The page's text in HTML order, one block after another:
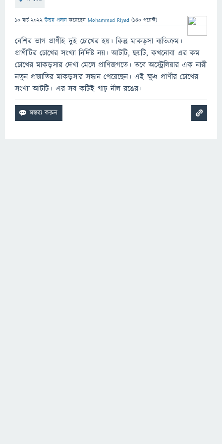
10 মার্চ 2022 উত্তর প্রদান করেছেন Mohammad Riyad (140 পয়েন্ট)
বেশির ভাগ প্রাণীই দুই চোখের হয়। কিন্তু মাকড়সা ব্যতিক্রম।
প্রাণীটির চোখের সংখ্যা নির্দিষ্ট নয়। আটটি, ছয়টি, কখনোবা এর কম
চোখের মাকড়সার দেখা মেলে প্রাণিজগতে। তবে অস্ট্রেলিয়ার এক নারী
নতুন প্রজাতির মাকড়সার সন্ধান পেয়েছেন। এই ক্ষুদ্র প্রাণীর চোখের
সংখ্যা আটটি। এর সব কটিই গাঢ় নীল রঙের।